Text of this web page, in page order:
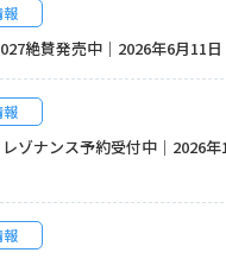
報
絶賛発売中｜2026年6月11
報
ゾナンス予約受付中｜2026年
報